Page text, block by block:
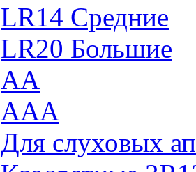
LR14 Средние
LR20 Большие
АА
ААА
Для слуховых